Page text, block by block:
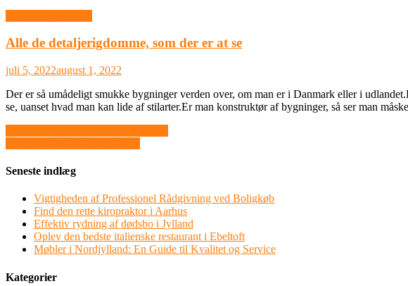
Alle de detaljerigdomme, som der er at se
juli 5, 2022august 1, 2022
Der er så umådeligt smukke bygninger verden over, om man er i Danmark eller i
se, uanset hvad man kan lide af stilarter.Er man konstruktør af bygninger, så ser man
Indlægsnavigation
Seneste indlæg
Vigtigheden af Professionel Rådgivning ved Boligkøb
Find den rette kiropraktor i Aarhus
Effektiv rydning af dødsbo i Jylland
Oplev den bedste italienske restaurant i Ebeltoft
Møbler i Nordjylland: En Guide til Kvalitet og Service
Kategorier